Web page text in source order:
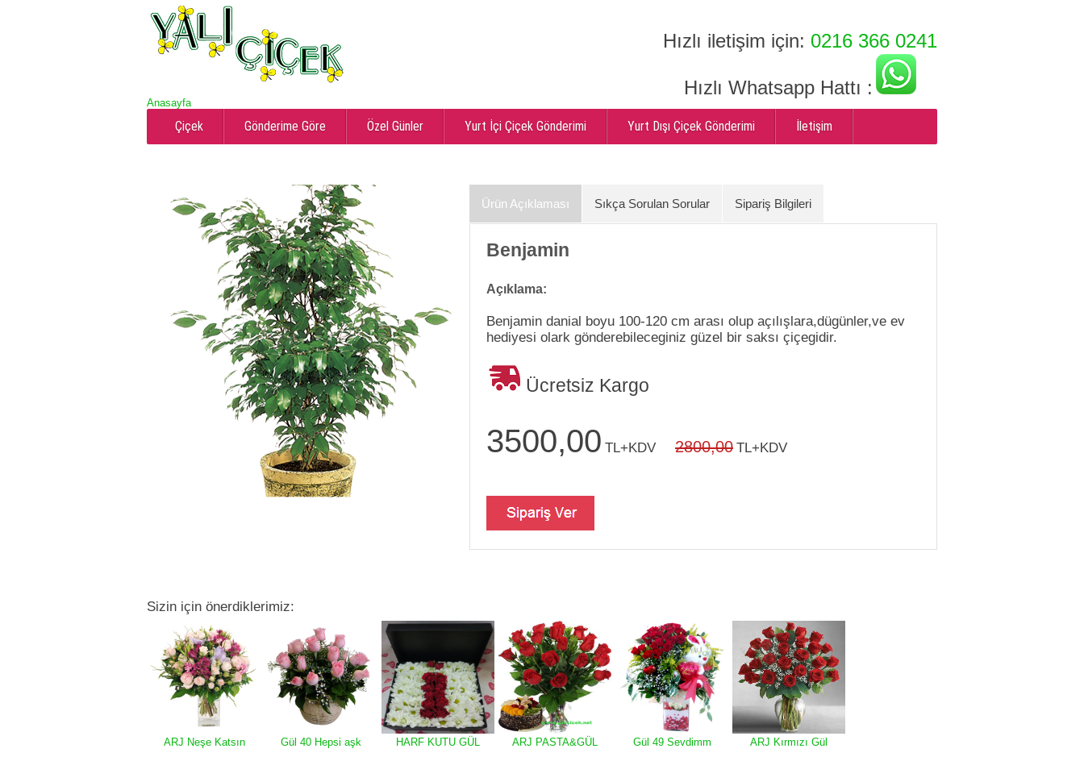
Anasayfa
Hızlı iletişim için: 0216 366 0241
Hızlı Whatsapp Hattı :
Çiçek Gönderime Göre Özel Günler Yurt İçi Çiçek Gönderimi Yurt Dışı Çiçek Gönderimi İletişim
Ürün Açıklaması Sıkça Sorulan Sorular Sipariş Bilgileri
Benjamin
Açıklama:
Benjamin danial boyu 100-120 cm arası olup açılışlara,dügünler,ve ev
hediyesi olark gönderebileceginiz güzel bir saksı çiçegidir.
Ücretsiz Kargo
3500,00 TL+KDV 2800,00 TL+KDV
Sizin için önerdiklerimiz:
ARJ Neşe Katsın
Gül 40 Hepsi aşk
HARF KUTU GÜL
ARJ PASTA&GÜL
Gül 49 Sevdimm
ARJ Kırmızı Gül